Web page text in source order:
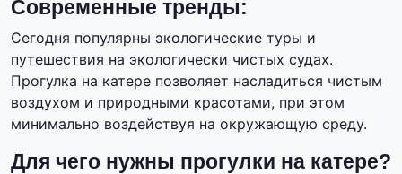
Современные тренды:
Сегодня популярны экологические туры и
путешествия на экологически чистых судах.
Прогулка на катере позволяет насладиться чистым
воздухом и природными красотами, при этом
минимально воздействуя на окружающую среду.
Для чего нужны прогулки на катере?